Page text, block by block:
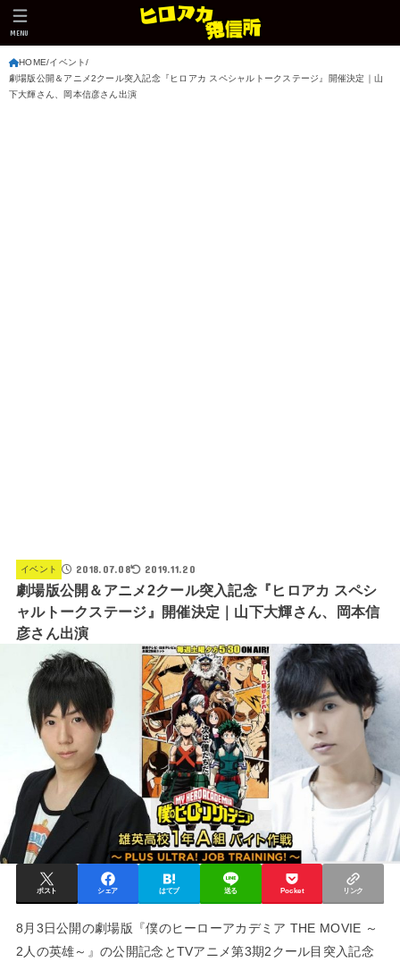
MENU
HOME イベント
劇場版公開＆アニメ2クール突入記念『ヒロアカ スペシャルトークステージ』開催決定｜山
下大輝さん、岡本信彦さん出演
イベント 2018.07.08 2019.11.20
劇場版公開＆アニメ2クール突入記念『ヒロアカ スペシ
ャルトークステージ』開催決定｜山下大輝さん、岡本信
彦さん出演
ポスト シェア はてブ 送る Pocket リンク
8月3日公開の劇場版『僕のヒーローアカデミア THE MOVIE ～
2人の英雄～』の公開記念とTVアニメ第3期2クール目突入記念